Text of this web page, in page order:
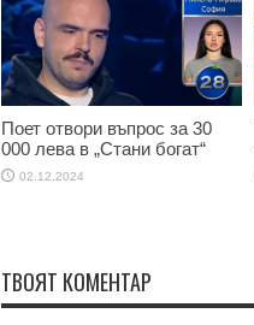
Поет отвори въпрос за 30
000 лева в „Стани богат“
02.12.2024
ТВОЯТ КОМЕНТАР